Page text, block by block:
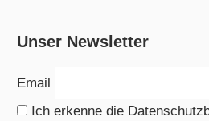
Unser Newsletter
Email
Ich erkenne die